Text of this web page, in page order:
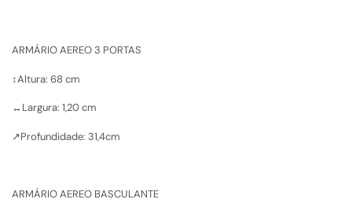
ARMÁRIO AEREO 3 PORTAS
↕️Altura: 68 cm
↔️Largura: 1,20 cm
↗️Profundidade: 31,4cm
ARMÁRIO AEREO BASCULANTE